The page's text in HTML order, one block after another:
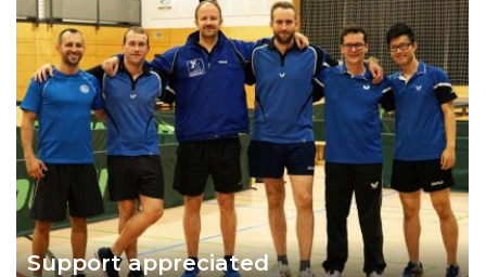
Support appreciated